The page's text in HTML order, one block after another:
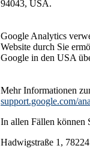
94043, USA.
Google Analytics
Website durch Sie
Google in den USA
Mehr Informationen
support.google.com/
In allen Fällen können
Hadwigstraße 1,